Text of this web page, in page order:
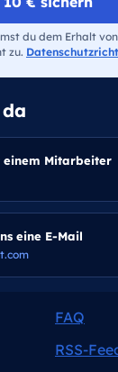
du dem Erhalt
zu.
einem Mitarbeiter
eine E-Mail
FAQ
RSS-